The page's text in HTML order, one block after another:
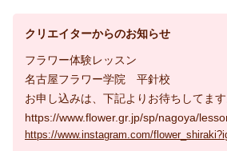
クリエイターからのお知らせ
フラワー体験レッスン
名古屋フラワー学院 平針校
お申し込みは、下記よりお待ちしてます
https://www.flower.gr.jp/sp/nagoya/